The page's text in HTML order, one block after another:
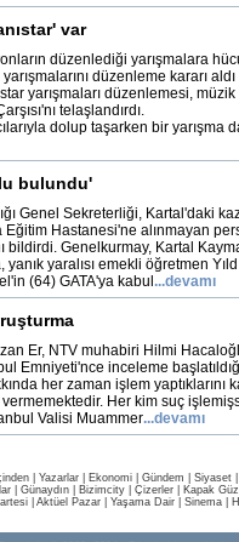
var
düzenlediği yarışmalara
düzenleme kararı
yarışmaları düzenlemesi,
telaşlandırdı.
dolup taşarken bir yarışma
bulundu'
Genel Sekreterliği, Kartal'daki
Eğitim Hastanesi'ne alınmayan
bildirdi. Genelkurmay, Kartal
yaralısı emekli öğretmen
(64) GATA'ya kabul ...devamı
Er, NTV muhabiri Hilmi
Emniyeti'nce inceleme
her zaman işlem yaptıklarını
Her kim suç
Valisi Muammer...devamı
| Yazarlar| Ekonomi| Gündem Siyaset
Günaydın Bizimcity Çizerler
Kapak
Aktüel Pazar Yaşama Dair Sinema